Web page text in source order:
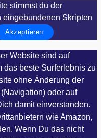
stimmst du der
Skripten
Akzeptieren
Website sind auf
beste Surferlebnis zu
ohne Änderung der
oder auf
damit einverstanden.
wie Amazon,
Wenn Du das nicht